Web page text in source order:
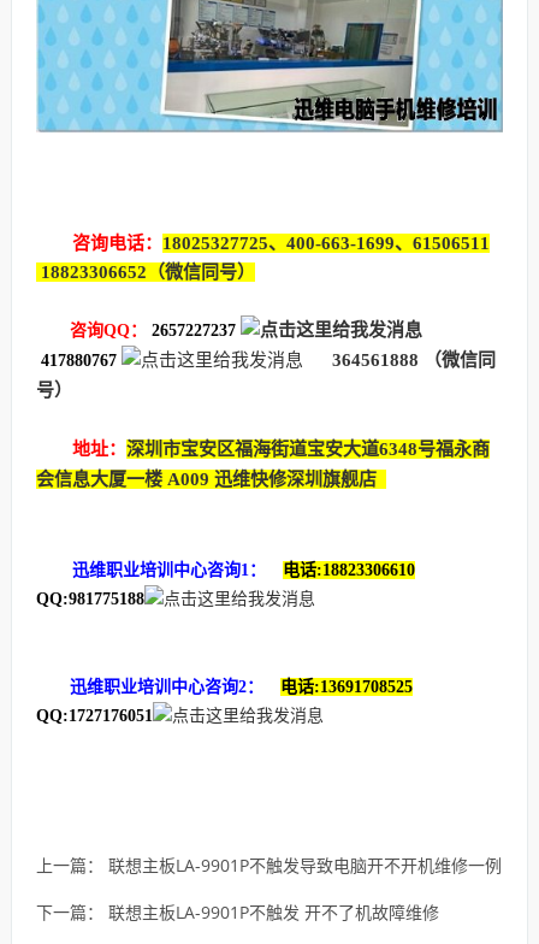
咨询电话： 18025327725、400-663-1699、61506511
18823306652（微信同号）
咨询QQ：
2657227237
417880767
364561888
（微信同
号）
地址： 深圳市宝安区福海街道宝安大道6348号福永商
会信息大厦一楼 A009 迅维快修深圳旗舰店
迅维职业培训中心咨询1：
电话:18823306610
QQ:981775188
迅维职业培训中心咨询2：
电话:13691708525
QQ:1727176051
上一篇： 联想主板LA-9901P不触发导致电脑开不开机维修一例
下一篇： 联想主板LA-9901P不触发 开不了机故障维修